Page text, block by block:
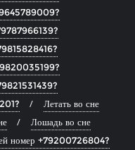
Летать во сне
Лошадь во сне
номер +79200726804?